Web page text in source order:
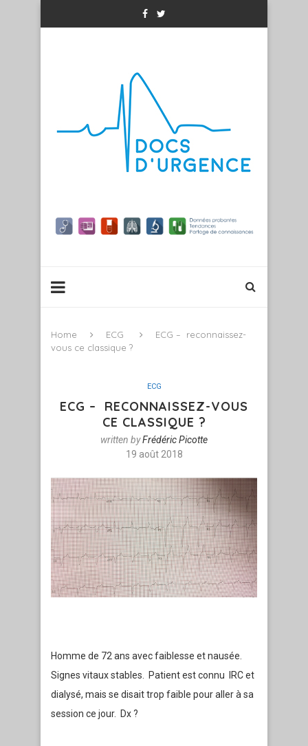
Home ECG
ECG – reconnaissez-
vous ce classique ?
ECG
ECG – RECONNAISSEZ-VOUS
CE CLASSIQUE ?
written byFrédéric Picotte
19 août 2018
Homme de 72 ans avec faiblesse et nausée.
Signes vitaux stables. Patient est connu IRC et
dialysé, mais se disait trop faible pour aller à sa
session ce jour. Dx ?